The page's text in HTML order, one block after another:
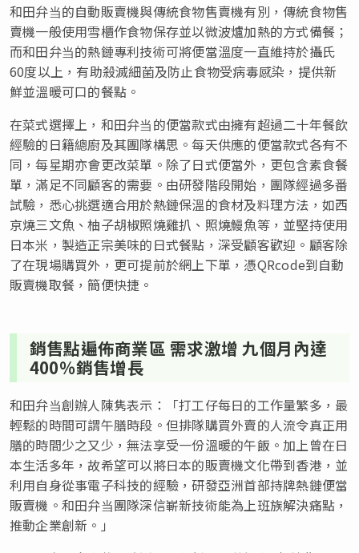
和田弁当的自動販賣機與傳統食物售賣機有別，傳統食物售
賣機一般使用雪櫃作食物保存並以微波爐加熱的方式備餐；
而和田弁当的熱鏈專利技術可將便當溫度一直維持於攝氏
60度以上，有助殺滅細菌及防止食物受病毒感染，提供新
鮮並溫暖可口的餐點。
在菜式選擇上，和田弁当的便當款式由擁有超過二十年餐飲
經驗的日籍總廚及其團隊構思。每天供應的便當款式各有不
同，每星期亦會更改菜單。除了日式便當外，更包含素食餐
單，滿足不同顧客的需要。由研發階段開始，團隊經過多番
試驗，悉心挑選適合用於熱鏈保溫的食材及料理方法，如西
京燒三文魚、柚子胡椒照燒雞扒、照燒鰻魚等，並堅持使用
日本米，製造正宗美味的日式餐點，深受顧客歡迎。顧客除
了在現場購買外，更可提前於網上下單，憑QRcode到自動
販賣機取餐，簡便快捷。
銷售點遍佈商業區 需求激增 九個月內達
400％銷售增長
和田弁当創辦人陳隽表示：「打工仔每日的工作量繁多，最
輕鬆的時間可謂午膳時段。但排隊購買外賣的人流令真正用
膳的時間少之又少，無法享受一份溫暖的午飯。加上曾在日
本生活多年，故希望可以將日本的販賣機文化帶到香港，並
利用自身從事電子科技的經驗，研發亞洲首部持牌熱鏈便當
販賣機。和田弁当團隊深信嶄新技術能為上班族解決痛點，
推動企業創新。」